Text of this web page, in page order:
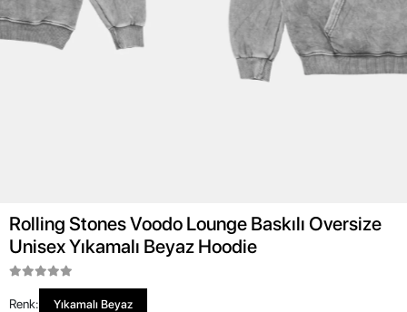
Rolling Stones Voodo Lounge Baskılı Oversize
Unisex Yıkamalı Beyaz Hoodie
Renk: Yıkamalı Beyaz